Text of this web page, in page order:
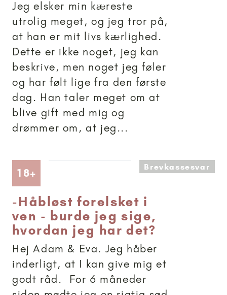
Jeg elsker min kæreste
utrolig meget, og jeg tror på,
at han er mit livs kærlighed.
Dette er ikke noget, jeg kan
beskrive, men noget jeg føler
og har følt lige fra den første
dag. Han taler meget om at
blive gift med mig og
drømmer om, at jeg...
18+ Artikler anbefalet til 18+Brevkassesvar
-Håbløst forelsket i
ven - burde jeg sige,
hvordan jeg har det?
Hej Adam & Eva. Jeg håber
inderligt, at I kan give mig et
godt råd. For 6 måneder